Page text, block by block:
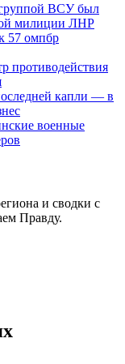
ВСУ был
милиции ЛНР
57 омпбр
противодействия
капли — в
военные
и сводки с
Правду.